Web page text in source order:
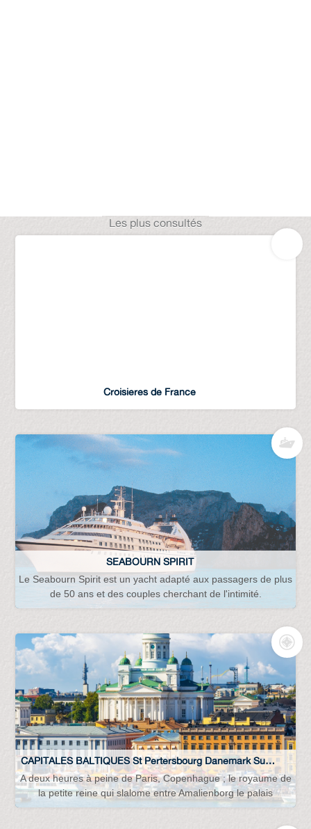
Les plus consultés
Croisieres de France
SEABOURN SPIRIT
Le Seabourn Spirit est un yacht adapté aux passagers de plus
de 50 ans et des couples cherchant de l'intimité.
CAPITALES BALTIQUES St Pertersbourg Danemark Suède Lettonie Lituanie Estonie Finlande…
A deux heures à peine de Paris, Copenhague ; le royaume de
la petite reine qui slalome entre Amalienborg le palais